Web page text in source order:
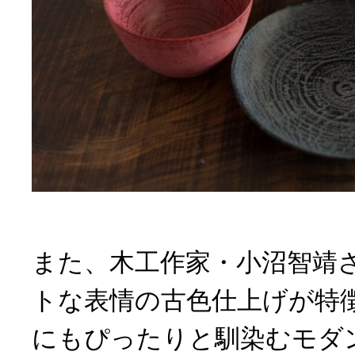
また、木工作家・小沼智靖
トな表情の古色仕上げが特
にもぴったりと馴染むモダ